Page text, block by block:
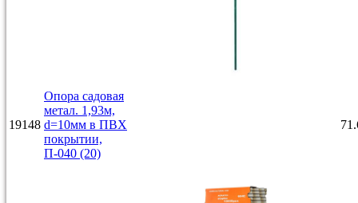
19148
Опора садовая
метал. 1,93м,
d=10мм в ПВХ
покрытии,
П-040 (20)